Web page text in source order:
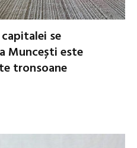
se
Muncești este
tronsoane